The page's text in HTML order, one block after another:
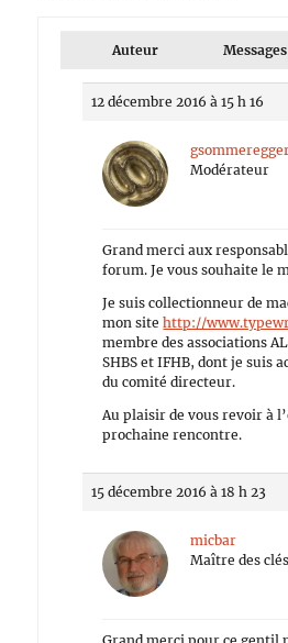
Auteur Messages
12 décembre 2016 à 15 h 16
Modérateur
Grand merci aux
forum. Je vous souhaite le
Je suis collectionneur de
mon sitehttp://
membre des associations
SHBS et IFHB, dont je suis
du comité directeur.
Au plaisir de vous revoir à
prochaine rencontre.
15 décembre 2016 à 18 h 23
micbar
Maître des clés